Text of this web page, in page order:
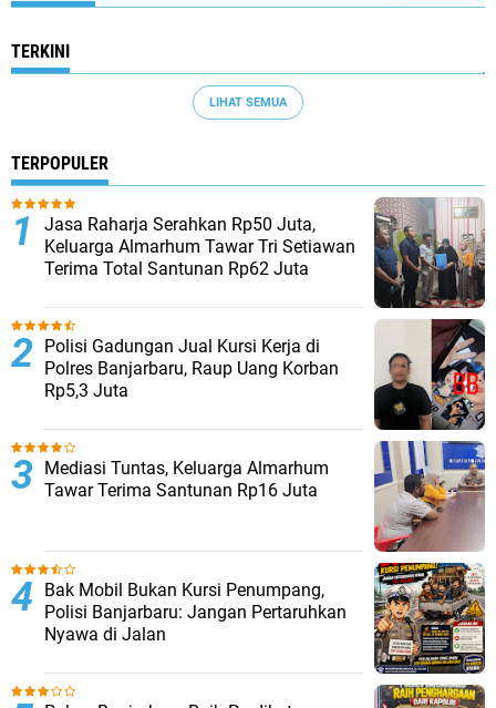
TERKINI
LIHAT SEMUA
TERPOPULER
Jasa Raharja Serahkan Rp50 Juta,
Keluarga Almarhum Tawar Tri Setiawan
Terima Total Santunan Rp62 Juta
Polisi Gadungan Jual Kursi Kerja di
Polres Banjarbaru, Raup Uang Korban
Rp5,3 Juta
Mediasi Tuntas, Keluarga Almarhum
Tawar Terima Santunan Rp16 Juta
Bak Mobil Bukan Kursi Penumpang,
Polisi Banjarbaru: Jangan Pertaruhkan
Nyawa di Jalan